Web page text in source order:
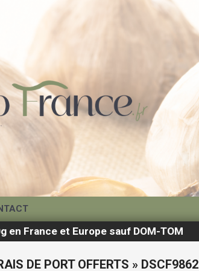
France et Europe sauf DOM-TOM
DE PORT OFFERTS » DSCF9862